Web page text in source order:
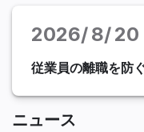
2026 8 20
従業員の離職を防
ニュース